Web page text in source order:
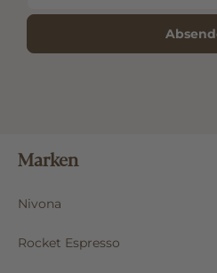
Marken
Nivona
Rocket Espresso